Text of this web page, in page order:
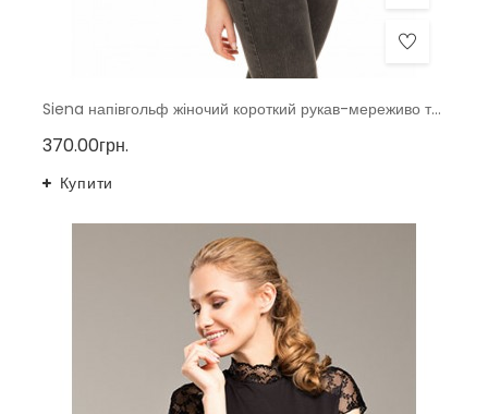
Siena напівгольф жіночий короткий рукав-мереживо тмViolana, Польща
370.00грн.
Купити